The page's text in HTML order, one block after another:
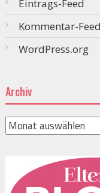
Eintrags-Feed
Kommentar-Feed
WordPress.org
Archiv
Archiv